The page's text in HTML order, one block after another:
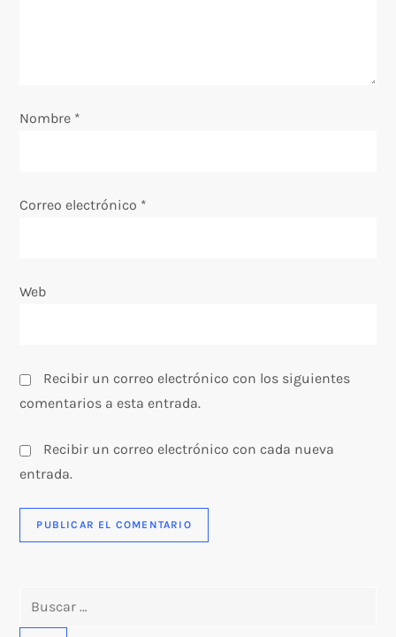
e
t
a
a
s
Nombre *
Correo electrónico *
Web
Recibir un correo electrónico con los siguientes
comentarios a esta entrada.
Recibir un correo electrónico con cada nueva
entrada.